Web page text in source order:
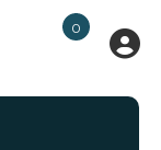
0